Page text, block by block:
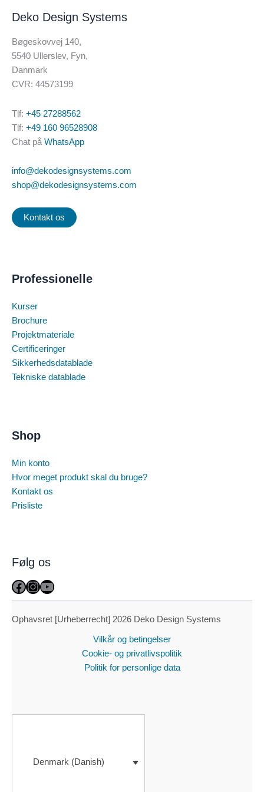
Deko Design Systems
Bøgeskovvej 140,
5540 Ullerslev, Fyn,
Danmark
CVR: 44573199
Tlf: +45 27288562
Tlf: +49 160 96528908
Chat på WhatsApp
info@dekodesignsystems.com
shop@dekodesignsystems.com
Kontakt os
Professionelle
Kurser
Brochure
Projektmateriale
Certificeringer
Sikkerhedsdatablade
Tekniske datablade
Shop
Min konto
Hvor meget produkt skal du bruge?
Kontakt os
Prisliste
Følg os
Facebook
Instagram
YouTube
Ophavsret [Urheberrecht] 2026 Deko Design Systems
Vilkår og betingelser
Cookie- og privatlivspolitik
Politik for personlige data
Denmark (Danish)